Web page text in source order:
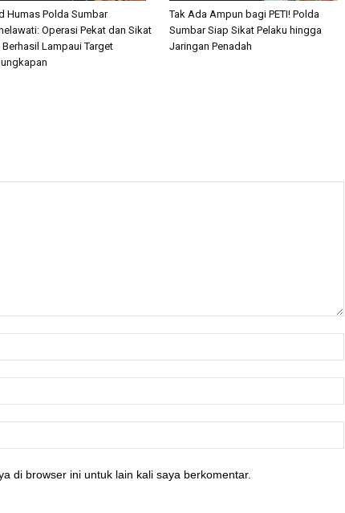
Humas Polda Sumbar
Operasi Pekat dan Sikat
Berhasil Lampaui Target
Tak Ada Ampun bagi PETI! Polda
Sumbar Siap Sikat Pelaku hingga
Jaringan Penadah
di browser ini untuk lain kali saya berkomentar.